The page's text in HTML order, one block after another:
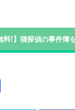
料!】猫探偵の事件簿